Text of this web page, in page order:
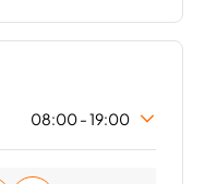
08:00 - 19:00
08:00 - 19:00